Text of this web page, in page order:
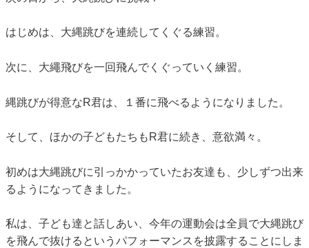
はじめは、大縄跳びを連続してくぐる練習。
次に、大繩飛びを一回飛んでくぐっていく練習。
縄跳びが得意なR君は、１番に飛べるようになりました。
そして、ほかの子どもたちもR君に続き、意欲満々。
初めは大縄跳びに引っかかっていたお友達も、少しずつ出来
るようになってきました。
私は、子ども達と話しあい、今年の運動会は全員で大縄跳び
を飛んで抜けるというパフォーマンスを披露することにしま